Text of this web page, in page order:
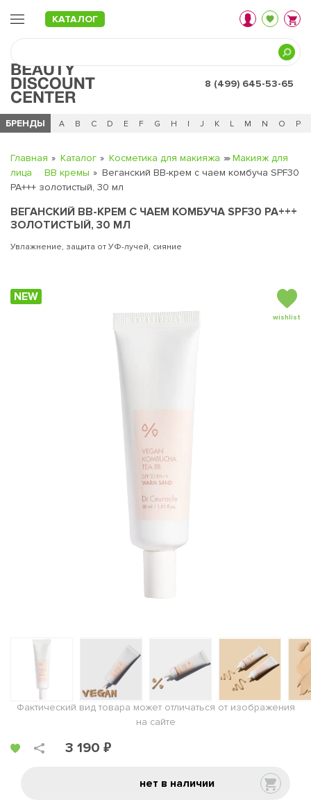
КАТАЛОГ
8 (499) 645-53-65
БРЕНДЫ
Ч 0 - 9 A B C D E F G H I J K L M N O P
Главная Каталог Косметика для макияжа
Макияж для
лица
BB кремы
Веганский BB-крем с чаем комбуча SPF30
PA+++ золотистый, 30 мл
ВЕГАНСКИЙ BB-КРЕМ С ЧАЕМ КОМБУЧА SPF30 PA+++
ЗОЛОТИСТЫЙ, 30 МЛ
Увлажнение, защита от УФ-лучей, сияние
NEW
wishlist
Фактический вид товара может отличаться от изображения
на сайте
3 190 ₽
нет в наличии